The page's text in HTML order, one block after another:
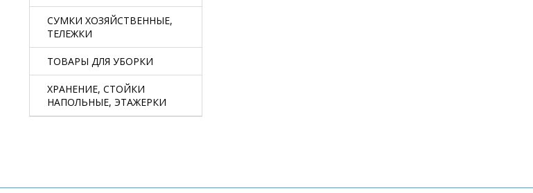
СУМКИ ХОЗЯЙСТВЕННЫЕ,
ТЕЛЕЖКИ
ТОВАРЫ ДЛЯ УБОРКИ
ХРАНЕНИЕ, СТОЙКИ
НАПОЛЬНЫЕ, ЭТАЖЕРКИ